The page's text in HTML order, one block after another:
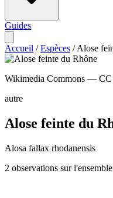
Guides
Accueil / Espèces / Alose
Wikimedia Commons —
autre
Alose feinte du
Alosa fallax rhodanensis
2 observations sur